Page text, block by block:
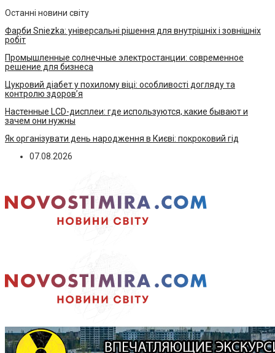
Останні новини світу
Фарби Sniezka: універсальні рішення для внутрішніх і зовнішніх
робіт
Промышленные солнечные электростанции: современное
решение для бизнеса
Цукровий діабет у похилому віці: особливості догляду та
контролю здоров’я
Настенные LCD-дисплеи: где используются, какие бывают и
зачем они нужны
Як організувати день народження в Києві: покроковий гід
07.08.2026